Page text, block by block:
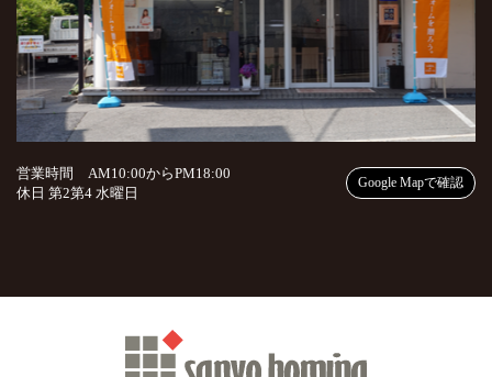
営業時間 AM10:00からPM18:00
休日 第2第4 水曜日
Google Mapで確認